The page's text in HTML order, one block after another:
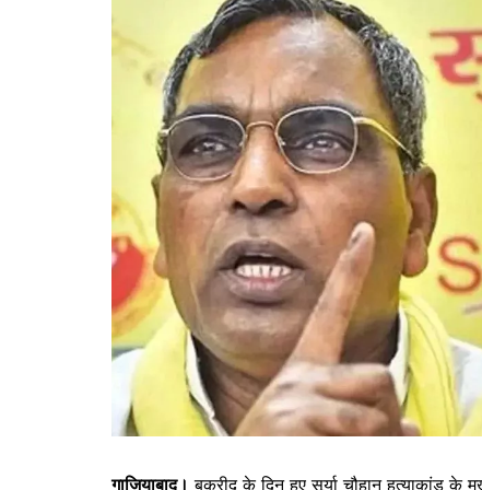
गाजियाबाद। बकरीद के दिन हुए सूर्या चौहान हत्याकांड के